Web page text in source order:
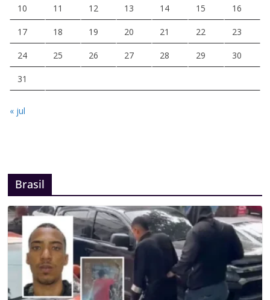
10 11 12 13 14 15 16
17 18 19 20 21 22 23
24 25 26 27 28 29 30
31
« jul
Brasil